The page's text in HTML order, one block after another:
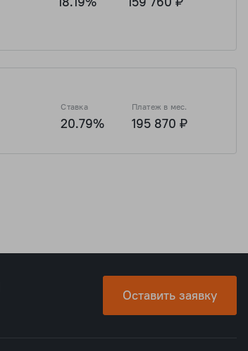
Ставка
20.79%
Платеж в мес.
195 870 ₽
Оставить заявку